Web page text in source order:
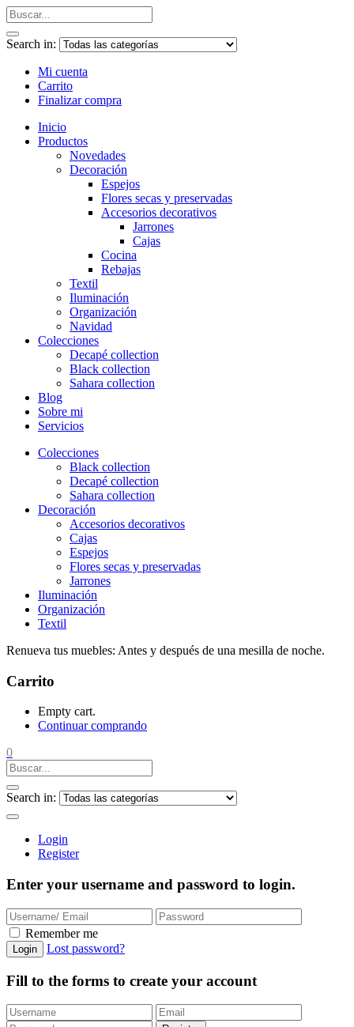
Search in:
Mi cuenta
Carrito
Finalizar compra
Inicio
Productos
Novedades
Decoración
Espejos
Flores secas y preservadas
Accesorios decorativos
Jarrones
Cajas
Cocina
Rebajas
Textil
Iluminación
Organización
Navidad
Colecciones
Decapé collection
Black collection
Sahara collection
Blog
Sobre mi
Servicios
Colecciones
Black collection
Decapé collection
Sahara collection
Decoración
Accesorios decorativos
Cajas
Espejos
Flores secas y preservadas
Jarrones
Iluminación
Organización
Textil
Renueva tus muebles: Antes y después de una mesilla de noche.
Carrito
Empty cart.
Continuar comprando
0
Search in:
Login
Register
Enter your username and password to login.
Remember me
Login Lost password?
Fill to the forms to create your account